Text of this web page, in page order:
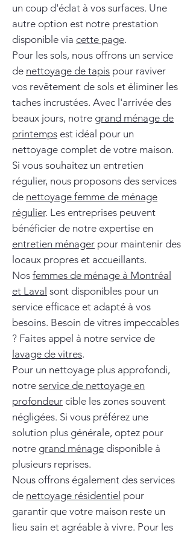
un coup d'éclat à vos surfaces. Une
autre option est notre prestation
disponible via cette page.
Pour les sols, nous offrons un service
de nettoyage de tapis pour raviver
vos revêtement de sols et éliminer les
taches incrustées. Avec l'arrivée des
beaux jours, notre grand ménage de
printemps est idéal pour un
nettoyage complet de votre maison.
Si vous souhaitez un entretien
régulier, nous proposons des services
de nettoyage femme de ménage
régulier. Les entreprises peuvent
bénéficier de notre expertise en
entretien ménager pour maintenir des
locaux propres et accueillants.
Nos femmes de ménage à Montréal
et Laval sont disponibles pour un
service efficace et adapté à vos
besoins. Besoin de vitres impeccables
? Faites appel à notre service de
lavage de vitres.
Pour un nettoyage plus approfondi,
notre service de nettoyage en
profondeur cible les zones souvent
négligées. Si vous préférez une
solution plus générale, optez pour
notre grand ménage disponible à
plusieurs reprises.
Nous offrons également des services
de nettoyage résidentiel pour
garantir que votre maison reste un
lieu sain et agréable à vivre. Pour les